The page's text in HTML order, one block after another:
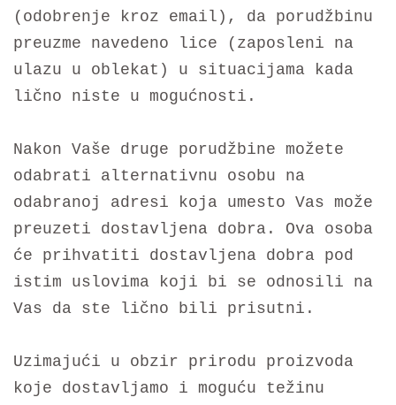
(odobrenje kroz email), da porudžbinu
preuzme navedeno lice (zaposleni na
ulazu u oblekat) u situacijama kada
lično niste u mogućnosti.
Nakon Vaše druge porudžbine možete
odabrati alternativnu osobu na
odabranoj adresi koja umesto Vas može
preuzeti dostavljena dobra. Ova osoba
će prihvatiti dostavljena dobra pod
istim uslovima koji bi se odnosili na
Vas da ste lično bili prisutni.
Uzimajući u obzir prirodu proizvoda
koje dostavljamo i moguću težinu